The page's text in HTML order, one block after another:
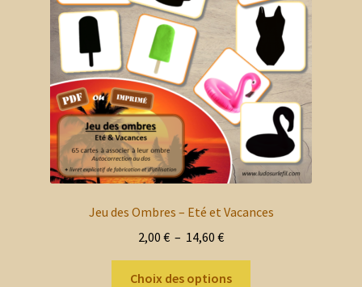
choisies
sur
la
page
du
produit
Jeu des Ombres – Eté et Vacances
2,00 € – 14,60 €Plage
prix :
Choix des options